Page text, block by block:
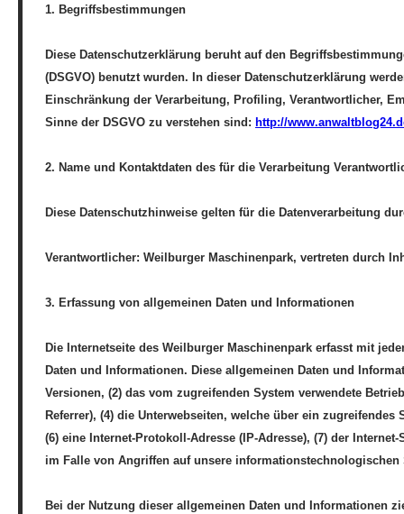
1. Begriffsbestimmungen
Diese Datenschutzerklärung beruht auf den
(DSGVO) benutzt wurden. In dieser Datenschutzerklärung
Einschränkung der Verarbeitung, Profiling, Verantwortlicher,
Sinne der DSGVO zu verstehen sind: http://
2. Name und Kontaktdaten des für die Verarbeitung
Diese Datenschutzhinweise gelten für die Datenverarbeitung
Verantwortlicher: Weilburger Maschinenpark, vertreten durch
3. Erfassung von allgemeinen Daten und Informationen
Die Internetseite des Weilburger Maschinenpark erfasst mit
Daten und Informationen. Diese allgemeinen Daten und
Versionen, (2) das vom zugreifenden System verwendete
Referrer), (4) die Unterwebseiten, welche über ein
(6) eine Internet-Protokoll-Adresse (IP-Adresse), (7) der
im Falle von Angriffen auf unsere informationstechnologischen
Bei der Nutzung dieser allgemeinen Daten und Informationen